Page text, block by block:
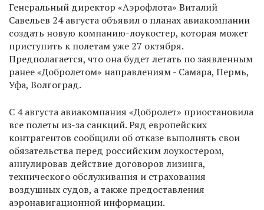
Генеральный директор «Аэрофлота» Виталий
Савельев 24 августа объявил о планах авиакомпании
создать новую компанию-лоукостер, которая может
приступить к полетам уже 27 октября.
Предполагается, что она будет летать по заявленным
ранее «Добролетом» направлениям - Самара, Пермь,
Уфа, Волгоград.
С 4 августа авиакомпания «Добролет» приостановила
все полеты из-за санкций. Ряд европейских
контрагентов сообщили об отказе выполнять свои
обязательства перед российским лоукостером,
аннулировав действие договоров лизинга,
технического обслуживания и страхования
воздушных судов, а также предоставления
аэронавигационной информации.